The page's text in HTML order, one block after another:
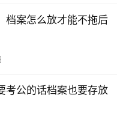
档案怎么放才能不拖后
考公的话档案也要存放